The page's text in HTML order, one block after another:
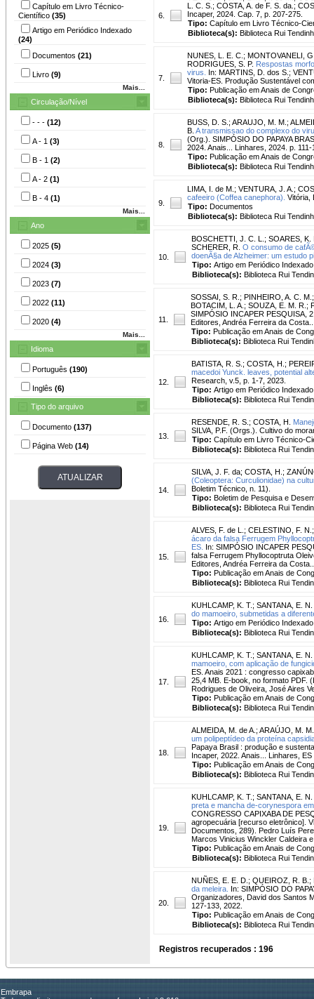
Capítulo em Livro Técnico-
Científico (35)
Artigo em Periódico Indexado
(24)
Documentos (21)
Livro (9)
Mais...
Circulação/Nível
- - - (12)
A - 1 (3)
B - 1 (2)
A - 2 (1)
B - 4 (1)
Mais...
Ano
2025 (5)
2024 (3)
2023 (7)
2022 (11)
2020 (4)
Mais...
Idioma
Português (190)
Inglês (6)
Tipo do arquivo
Documento (137)
Página Web (14)
6.
L. C. S.; COSTA, A. de F. S. da.;
Incaper, 2024. Cap. 7, p. 207-275.
Tipo: Capítulo em Livro Técnico-
Biblioteca(s): Biblioteca Rui
7.
NUNES, L. E. C. ; MONTOVANELI,
RODRIGUES, S. P. Respostas
virus.
In: MARTINS, D. dos S.;
Vitoria-ES. Produção Sustentável
Tipo: Publicação em Anais de
Biblioteca(s): Biblioteca Rui
8.
BUSS, D. S. ; ARAUJO, M. M. ;
B. A transmissao do complexo do
(Org.). SIMPÓSIO DO PAPAYA
2024. Anais... Linhares, 2024. p. 111-
Tipo: Publicação em Anais de
Biblioteca(s): Biblioteca Rui
9.
LIMA, I. de M. ; VENTURA, J. A. ;
cafeeiro (Coffea canephora). Vitória,
Tipo: Documentos
Biblioteca(s): Biblioteca Rui
10.
BOSCHETTI, J. C. L. ; SOARES, K.
SCHERER, R. O consumo de
doenÃ§a de Alzheimer: um estudo
Tipo: Artigo em Periódico Indexado
Biblioteca(s): Biblioteca Rui
11.
SOSSAI, S. R. ; PINHEIRO, A. C. M.
BOTACIM, L. A. ; SOUZA, E. M. R. ;
SIMPÓSIO INCAPER PESQUISA,
Editores, Andréa Ferreira da
Tipo: Publicação em Anais de
Biblioteca(s): Biblioteca Rui
12.
BATISTA, R. S. ; COSTA, H. ;
macedoi Yunck. leaves, potential
Research, v.5, p. 1-7, 2023.
Tipo: Artigo em Periódico Indexado
Biblioteca(s): Biblioteca Rui
13.
RESENDE, R. S. ; COSTA, H.
SILVA, P.F. (Orgs.). Cultivo do
Tipo: Capítulo em Livro Técnico-
Biblioteca(s): Biblioteca Rui
14.
SILVA, J. F. da; COSTA, H. ;
(Coleoptera: Curculionidae) na
Boletim Técnico, n. 11).
Tipo: Boletim de Pesquisa e
Biblioteca(s): Biblioteca Rui
15.
ALVES, F. de L. ; CELESTINO, F. N.
ácaro da falsa Ferrugem
ES. In: SIMPÓSIO INCAPER
falsa Ferrugem Phyllocoptruta
Editores, Andréa Ferreira da
Tipo: Publicação em Anais de
Biblioteca(s): Biblioteca Rui
16.
KUHLCAMP, K. T. ; SANTANA, E.
do mamoeiro, submetidas a
Tipo: Artigo em Periódico Indexado
Biblioteca(s): Biblioteca Rui
17.
KUHLCAMP, K. T. ; SANTANA, E.
mamoeiro, com aplicação de
ES. Anais 2021 : congresso
25,4 MB. E-book, no formato PDF.
Rodrigues de Oliveira, José Aires
Tipo: Publicação em Anais de
Biblioteca(s): Biblioteca Rui
18.
ALMEIDA, M. de A. ; ARAÚJO, M. M.
um polipeptídeo da proteína
Papaya Brasil : produção e
Incaper, 2022. Anais... Linhares,
Tipo: Publicação em Anais de
Biblioteca(s): Biblioteca Rui
19.
KUHLCAMP, K. T. ; SANTANA, E.
preta e mancha de-corynespora
CONGRESSO CAPIXABA DE
agropecuária [recurso eletrônico].
Documentos, 289). Pedro Luís
Marcos Vinicius Winckler Caldeira
Tipo: Publicação em Anais de
Biblioteca(s): Biblioteca Rui
20.
NUÑES, E. E. D. ; QUEIROZ, R. B. ;
da meleira. In: SIMPÓSIO DO
Organizadores, David dos Santos
127-133, 2022.
Tipo: Publicação em Anais de
Biblioteca(s): Biblioteca Rui
Registros recuperados : 196
Embrapa